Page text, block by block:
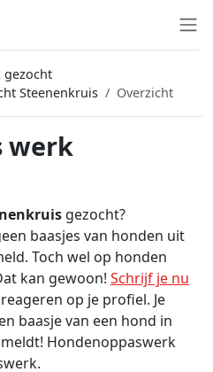
gezocht
Steenenkruis
Overzicht
werk
gezocht?
baasjes van honden uit
Toch wel op honden
kan gewoon! Schrijf je nu
op je profiel. Je
baasje van een hond in
Hondenoppaswerk